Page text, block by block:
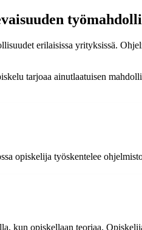
erilaisissa yrityksissä.
tarjoaa ainutlaatuisen
opiskelija työskentelee
kun opiskellaan teoriaa.